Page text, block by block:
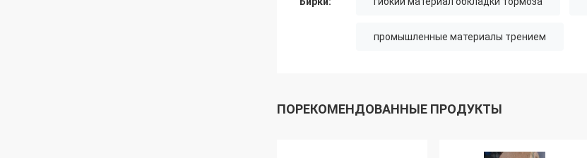
промышленные материалы трением
ПОРЕКОМЕНДОВАННЫЕ ПРОДУКТЫ